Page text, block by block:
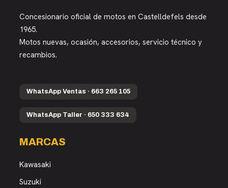
Concesionario oficial de motos en Castelldefels desde
1965.
Motos nuevas, ocasión, accesorios, servicio técnico y
recambios.
WhatsApp Ventas · 663 265 105
WhatsApp Taller · 650 333 634
MARCAS
Kawasaki
Suzuki